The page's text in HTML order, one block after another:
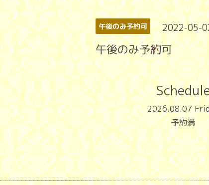
午後のみ予約可 2022-05-
午後のみ予約可
2026.08.07
予約満